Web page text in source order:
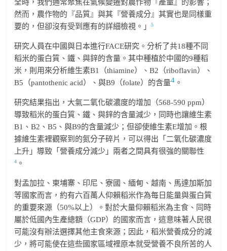
全時，我們通常聚焦在氣候變遷對農作物『產量』的影響；
然而，農作物的『品質』與其『營養成分』其實也是同樣重
要的，但卻沒有受到應有的詳細檢視。」5
研究人員在中國與日本進行FACE研究。分析了共18種不同
稻米的蛋白質、鐵、與鋅的含量。其中種植於中國的9種稻
米，則用來分析維生素B1（thiamine）、B2（riboflavin）、
B5（pantothenic acid）、與B9（folate）的含量4 。
研究結果指出，大氣二氧化碳濃度的增加（568-590 ppm）
導致稻米的蛋白質、鐵、與鋅的含量減少，同時也讓維生素
B1、B2、B5、與B9的含量減少；但卻使維生素E增加。根
據維生素裡觀察到的氮分子碎片，可以得出「二氧化碳濃度
上升」導致「營養成分減少」兩者之間具有很強的關聯性
4 。
對孟加拉、柬埔寨、印尼、寮國、緬甸、越南、馬達加斯加
等國家而言，約有六百萬人仰賴稻米作為每日能量與蛋白質
的重要來源（50%以上）。對於大量仰賴稻米為主食、同時
屬於低國內生產總額（GDP）的國家而言，這意味著人民很
可能沒有辦法選擇其他主食來源；因此，稻米營養成分的減
少，將可能使在這些國家區域裡原本就受營養不良所苦的人